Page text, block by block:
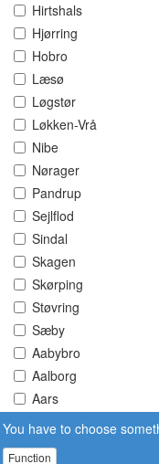
Hirtshals
Hjørring
Hobro
Læsø
Løgstør
Løkken-Vrå
Nibe
Nørager
Pandrup
Sejlflod
Sindal
Skagen
Skørping
Støvring
Sæby
Aabybro
Aalborg
Aars
You have to choose
Function